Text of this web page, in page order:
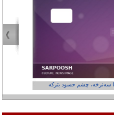
ما سه‌نرخه، چشم حسود بترکه